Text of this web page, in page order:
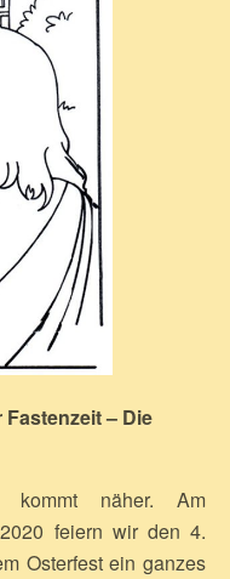
– Die
kommt näher. Am
feiern wir den 4.
Osterfest ein ganzes